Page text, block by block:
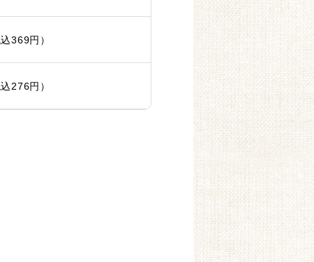
369円）
276円）